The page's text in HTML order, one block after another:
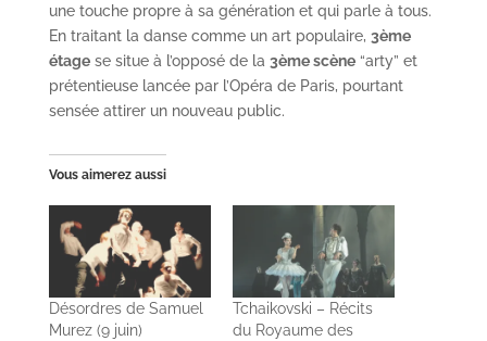
une touche propre à sa génération et qui parle à tous.
En traitant la danse comme un art populaire, 3ème
étagese situe à l’opposé de la 3ème scène“arty” et
prétentieuse lancée par l’Opéra de Paris, pourtant
sensée attirer un nouveau public.
Vous aimerez aussi
Désordres de Samuel
Murez (9 juin)
Tchaikovski – Récits
du Royaume des